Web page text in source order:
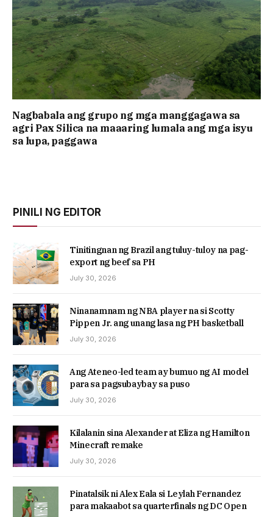
Nagbabala ang grupo ng mga manggagawa sa
agri Pax Silica na maaaring lumala ang mga isyu
sa lupa, paggawa
PINILI NG EDITOR
Tinitingnan ng Brazil ang tuluy-tuloy na pag-
export ng beef sa PH
July 30, 2026
Ninanamnam ng NBA player na si Scotty
Pippen Jr. ang unang lasa ng PH basketball
July 30, 2026
Ang Ateneo-led team ay bumuo ng AI model
para sa pagsubaybay sa puso
July 30, 2026
Kilalanin sina Alexander at Eliza ng Hamilton
Minecraft remake
July 30, 2026
Pinatalsik ni Alex Eala si Leylah Fernandez
para makaabot sa quarterfinals ng DC Open